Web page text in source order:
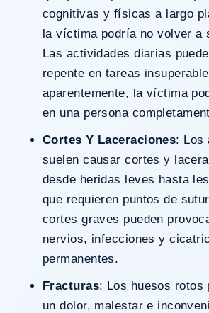
cognitivas y físicas a largo
la víctima podría no volver a
Las actividades diarias
repente en tareas
aparentemente, la víctima
en una persona
Cortes Y Laceraciones: Los
suelen causar cortes y
desde heridas leves hasta
que requieren puntos de
cortes graves pueden
nervios, infecciones y
permanentes.
Fracturas: Los huesos rotos
un dolor, malestar e